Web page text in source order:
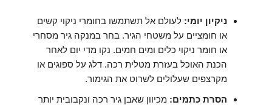
ניקיון יומי: לעולם אל תשתמשו בחומרי ניקוי קשים
או חומציים על משטחי הגיר. בחר במנקה גיר מסחרי
או חומר ניקוי כלים ומים חמים. נקו מדי יום לאחר
הכנת האוכל בעזרת מטלית רכה. דלג על ספוגים או
מקרצפים שעלולים לשרוט את הגימור.
הסרת כתמים: מכיוון שאבן גיר רכה ונקבובית יותר